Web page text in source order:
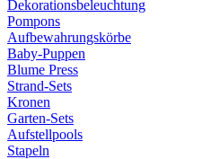
Dekorationsbeleuchtung
Pompons
Aufbewahrungskörbe
Baby-Puppen
Blume Press
Strand-Sets
Kronen
Garten-Sets
Aufstellpools
Stapeln